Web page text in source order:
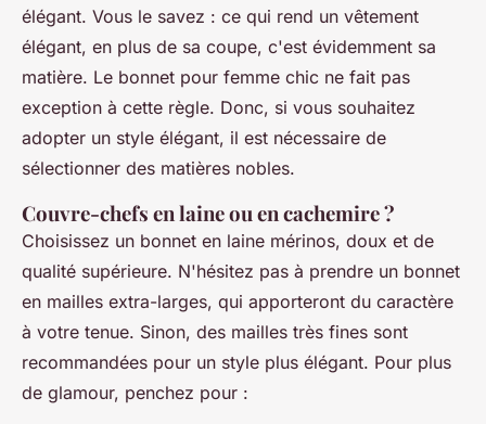
élégant. Vous le savez : ce qui rend un vêtement
élégant, en plus de sa coupe, c'est évidemment sa
matière. Le bonnet pour femme chic ne fait pas
exception à cette règle. Donc, si vous souhaitez
adopter un style élégant, il est nécessaire de
sélectionner des matières nobles.
Couvre-chefs en laine ou en cachemire ?
Choisissez un bonnet en laine mérinos, doux et de
qualité supérieure. N'hésitez pas à prendre un bonnet
en mailles extra-larges, qui apporteront du caractère
à votre tenue. Sinon, des mailles très fines sont
recommandées pour un style plus élégant. Pour plus
de glamour, penchez pour :